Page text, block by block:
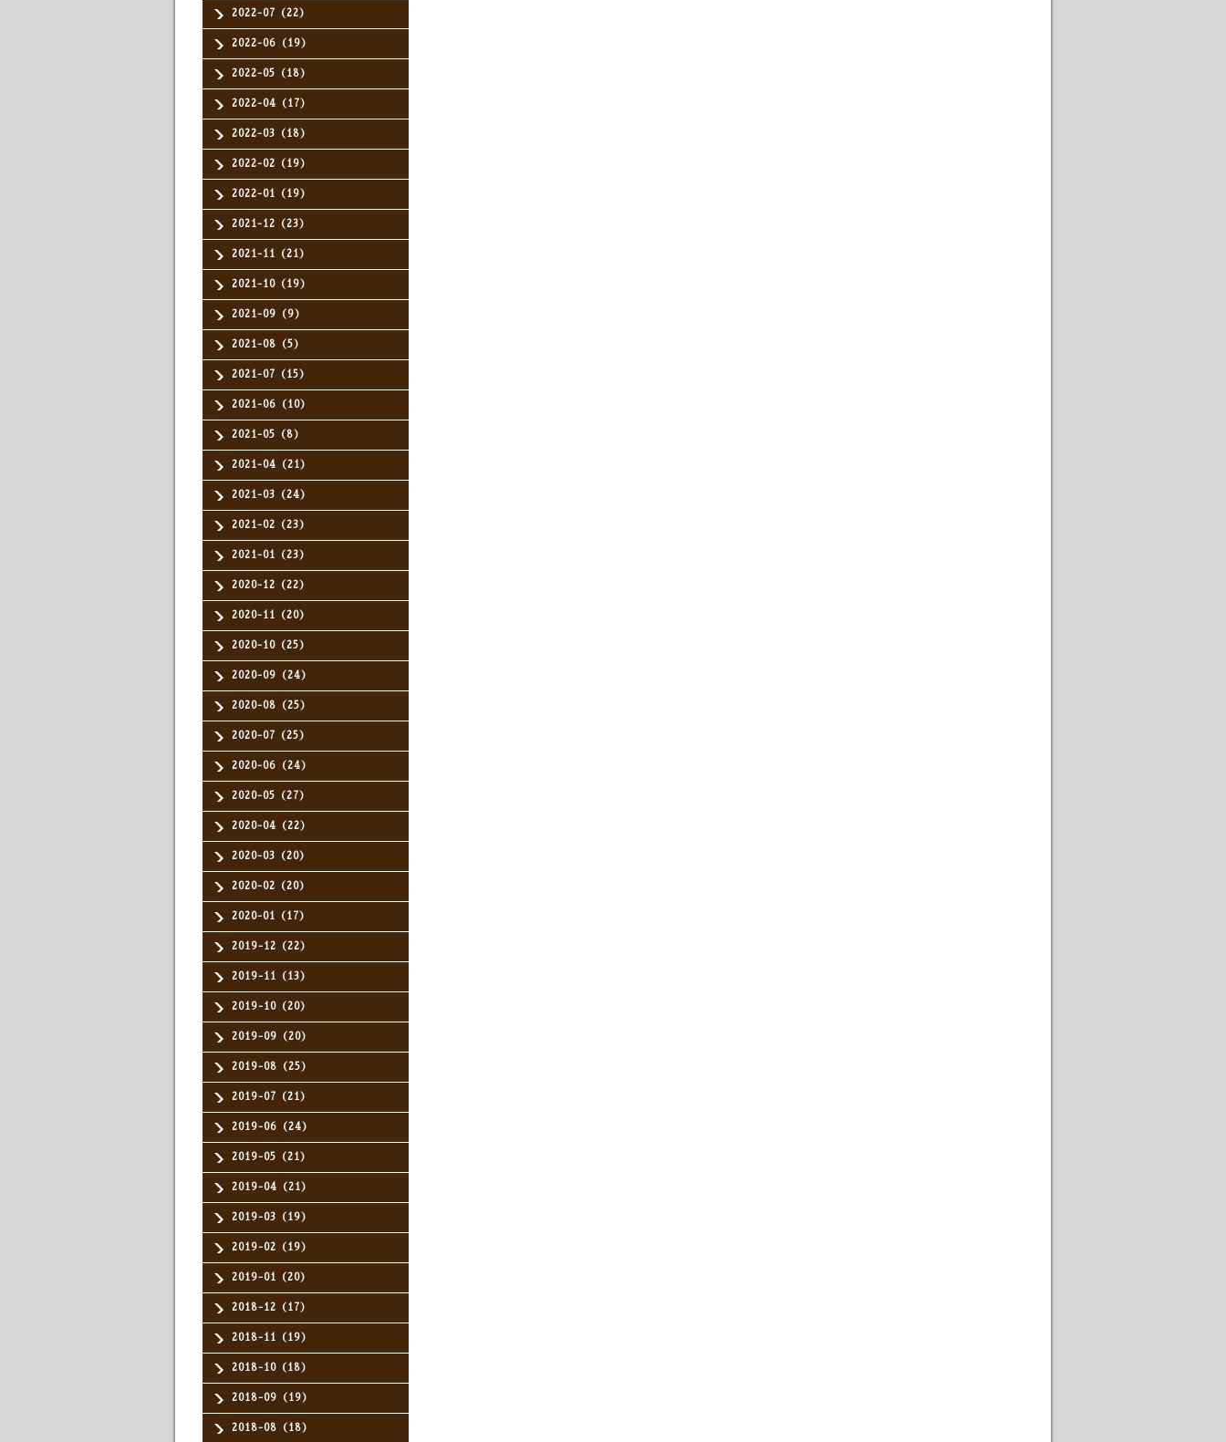
2022-07（22）
2022-06（19）
2022-05（18）
2022-04（17）
2022-03（18）
2022-02（19）
2022-01（19）
2021-12（23）
2021-11（21）
2021-10（19）
2021-09（9）
2021-08（5）
2021-07（15）
2021-06（10）
2021-05（8）
2021-04（21）
2021-03（24）
2021-02（23）
2021-01（23）
2020-12（22）
2020-11（20）
2020-10（25）
2020-09（24）
2020-08（25）
2020-07（25）
2020-06（24）
2020-05（27）
2020-04（22）
2020-03（20）
2020-02（20）
2020-01（17）
2019-12（22）
2019-11（13）
2019-10（20）
2019-09（20）
2019-08（25）
2019-07（21）
2019-06（24）
2019-05（21）
2019-04（21）
2019-03（19）
2019-02（19）
2019-01（20）
2018-12（17）
2018-11（19）
2018-10（18）
2018-09（19）
2018-08（18）